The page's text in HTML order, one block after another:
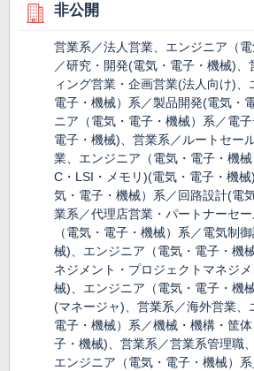
非公開
営業系／法人営業、エンジニア（
／研究・開発(電気・電子・機械)、
ィング営業・企画営業(法人向け)、
電子・機械）系／製品開発(電気・
ニア（電気・電子・機械）系／電
電子・機械)、営業系／ルートセー
業、エンジニア（電気・電子・機
C・LSI・メモリ)(電気・電子・機
気・電子・機械）系／回路設計(電
業系／代理店営業・パートナーセ
（電気・電子・機械）系／電気制
械)、エンジニア（電気・電子・機
ネジメント・プロジェクトマネジ
械)、エンジニア（電気・電子・機
(マネージャ)、営業系／海外営業、
電子・機械）系／機械・機構・筐
子・機械)、営業系／営業系管理職
エンジニア（電気・電子・機械）